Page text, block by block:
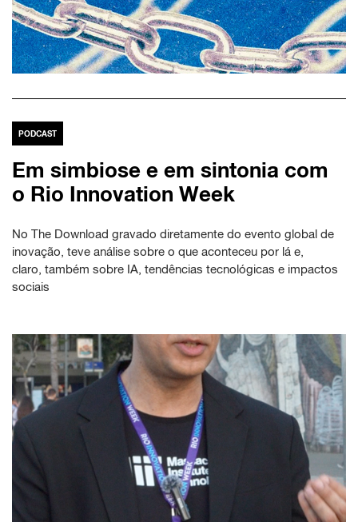
PODCAST
Em simbiose e em sintonia com
o Rio Innovation Week
No The Download gravado diretamente do evento global de
inovação, teve análise sobre o que aconteceu por lá e,
claro, também sobre IA, tendências tecnológicas e impactos
sociais